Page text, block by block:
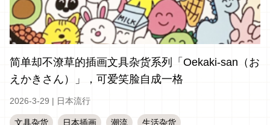
简单却不潦草的插画文具杂货系列「Oekaki-san（お
えかきさん）」，可爱笑脸自成一格
2026-3-29 | 日本流行
文具杂货 日本插画 潮流 生活杂货